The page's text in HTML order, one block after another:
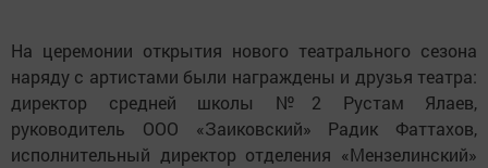
На церемонии открытия нового театрального сезона
наряду с артистами были награждены и друзья театра:
директор средней школы №2 Рустам Ялаев,
руководитель ООО «Заиковский» Радик Фаттахов,
исполнительный директор отделения «Мензелинский»